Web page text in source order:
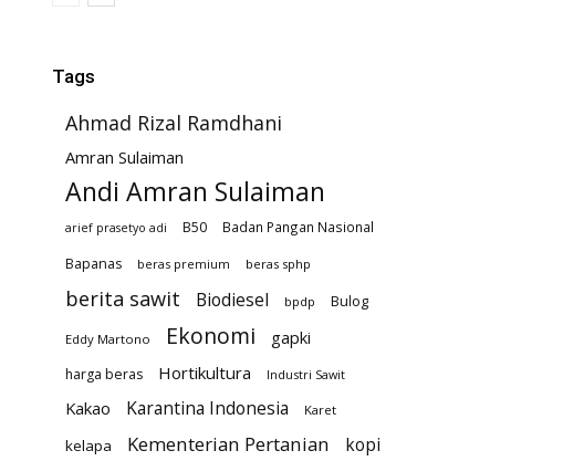
Tags
Ahmad Rizal Ramdhani
Amran Sulaiman
Andi Amran Sulaiman
arief prasetyo adi B50 Badan Pangan Nasional
Bapanas beras premium beras sphp
berita sawit Biodiesel bpdp Bulog
Eddy Martono Ekonomi gapki
harga beras Hortikultura Industri Sawit
Kakao Karantina Indonesia Karet
kelapa Kementerian Pertanian kopi